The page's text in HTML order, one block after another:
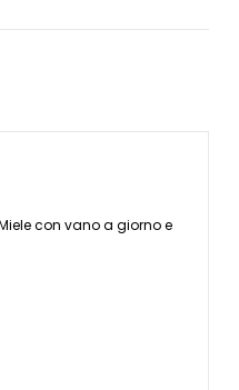
con vano a giorno e